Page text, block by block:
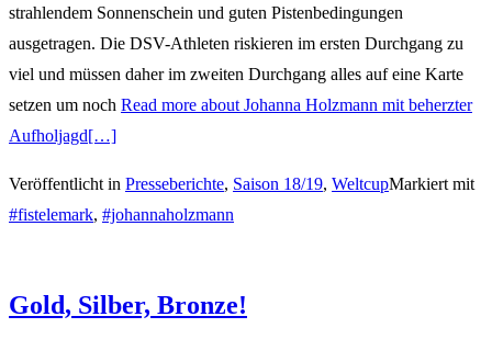
strahlendem Sonnenschein und guten Pistenbedingungen
ausgetragen. Die DSV-Athleten riskieren im ersten Durchgang zu
viel und müssen daher im zweiten Durchgang alles auf eine Karte
setzen um noch Read more about Johanna Holzmann mit beherzter
Aufholjagd[…]
Veröffentlicht in Presseberichte, Saison 18/19, WeltcupMarkiert mit
#fistelemark, #johannaholzmann
Gold, Silber, Bronze!